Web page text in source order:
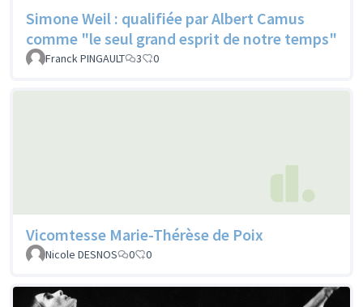
Simone Weil : qualifiée par Albert Camus
comme "le seul grand esprit de notre temps"
Franck PINGAULT 3 0
Vicomtesse Marie-Thérèse de Poix
Nicole DESNOS 0 0